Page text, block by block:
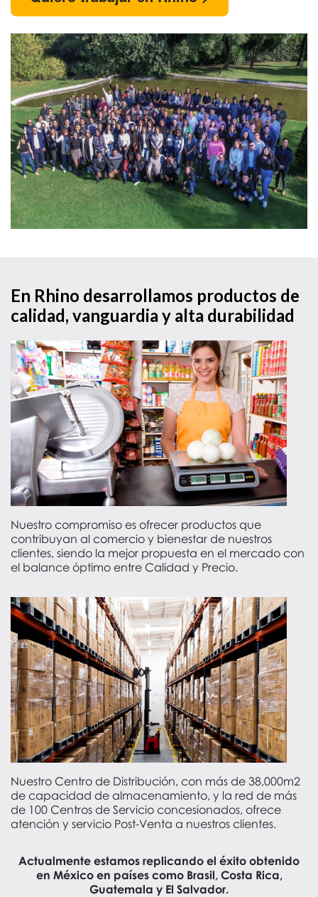
En Rhino desarrollamos productos de
calidad, vanguardia y alta durabilidad
Nuestro compromiso es ofrecer productos que
contribuyan al comercio y bienestar de nuestros
clientes, siendo la mejor propuesta en el mercado con
el balance óptimo entre Calidad y Precio.
Nuestro Centro de Distribución, con más de 38,000m2
de capacidad de almacenamiento, y la red de más
de 100 Centros de Servicio concesionados, ofrece
atención y servicio Post-Venta a nuestros clientes.
Actualmente estamos replicando el éxito obtenido
en México en países como Brasil, Costa Rica,
Guatemala y El Salvador.